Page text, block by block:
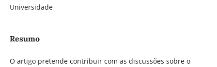
Universidade
Resumo
O artigo pretende contribuir com as discussões sobre o